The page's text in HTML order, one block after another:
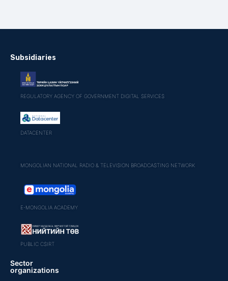
Subsidiaries
REGULATORY AGENCY OF GOVERNMENT DIGITAL SERVICES
DATACENTER
MONGOLIAN NATIONAL RADIO & TELEVISION BROADCASTING NETWORK
E-MONGOLIA ACADEMY
PUBLIC CSIRT
Sector
organizations